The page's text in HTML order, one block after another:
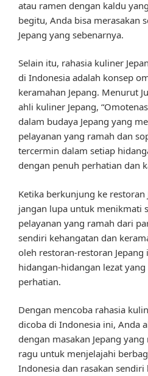
atau ramen dengan kaldu
begitu, Anda bisa merasakan
Jepang yang sebenarnya.
Selain itu, rahasia kuliner
di Indonesia adalah konsep
keramahan Jepang. Menurut
ahli kuliner Jepang,
dalam budaya Jepang yang
pelayanan yang ramah dan
tercermin dalam setiap
dengan penuh perhatian dan
Ketika berkunjung ke restoran
jangan lupa untuk menikmati
pelayanan yang ramah dari
sendiri kehangatan dan
oleh restoran-restoran
hidangan-hidangan lezat
perhatian.
Dengan mencoba rahasia
dicoba di Indonesia ini, Anda
dengan masakan Jepang
ragu untuk menjelajahi
Indonesia dan rasakan sendiri